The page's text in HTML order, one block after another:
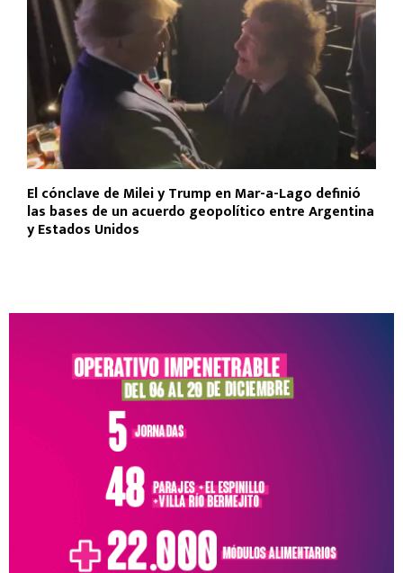
El cónclave de Milei y Trump en Mar-a-Lago definió
las bases de un acuerdo geopolítico entre Argentina
y Estados Unidos